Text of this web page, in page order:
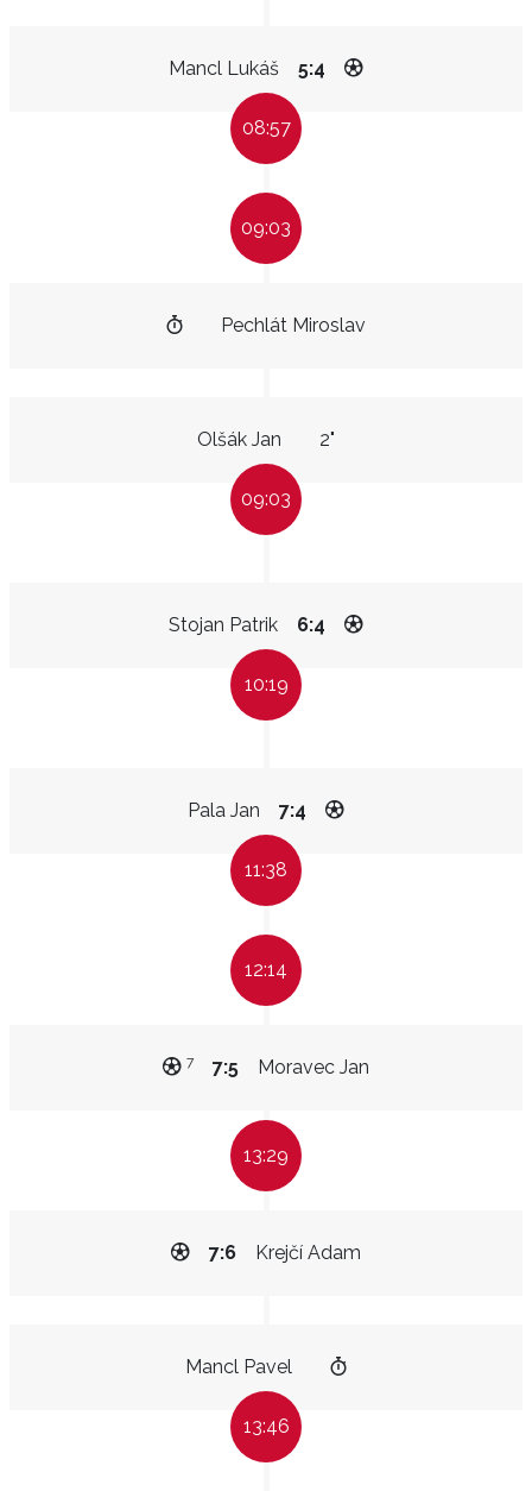
Mancl Lukáš 5:4
08:57
09:03
Pechlát Miroslav
Olšák Jan 2"
09:03
Stojan Patrik 6:4
10:19
Pala Jan 7:4
11:38
12:14
Moravec Jan
7:5
7
13:29
Krejčí Adam
7:6
Mancl Pavel
13:46